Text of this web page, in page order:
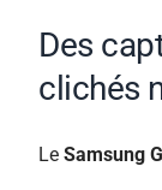
Des
clichés
Le Samsung